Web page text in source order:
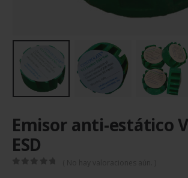
Emisor anti-estático
ESD